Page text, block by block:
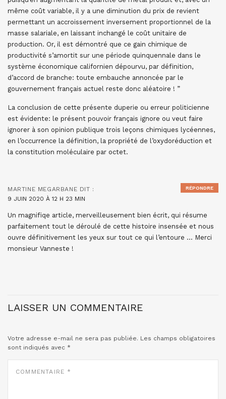
même coût variable, il y a une diminution du prix de revient
permettant un accroissement inversement proportionnel de la
masse salariale, en laissant inchangé le coût unitaire de
production. Or, il est démontré que ce gain chimique de
productivité s’amortit sur une période quinquennale dans le
système économique californien dépourvu, par définition,
d’accord de branche: toute embauche annoncée par le
gouvernement français actuel reste donc aléatoire ! ”
La conclusion de cette présente duperie ou erreur politicienne
est évidente: le présent pouvoir français ignore ou veut faire
ignorer à son opinion publique trois leçons chimiques lycéennes,
en l’occurrence la définition, la propriété de l’oxydoréduction et
la constitution moléculaire par octet.
MARTINE MEGARBANE DIT :
9 JUIN 2020 À 12 H 23 MIN
Un magnifiqe article, merveilleusement bien écrit, qui résume
parfaitement tout le déroulé de cette histoire insensée et nous
ouvre définitivement les yeux sur tout ce qui l’entoure … Merci
monsieur Vanneste !
RÉPONDRE
LAISSER UN COMMENTAIRE
Votre adresse e-mail ne sera pas publiée. Les champs obligatoires
sont indiqués avec *